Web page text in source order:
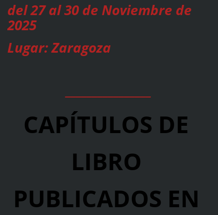
del 27 al 30 de Noviembre de
2025
Lugar: Zaragoza
CAPÍTULOS DE
LIBRO
PUBLICADOS EN